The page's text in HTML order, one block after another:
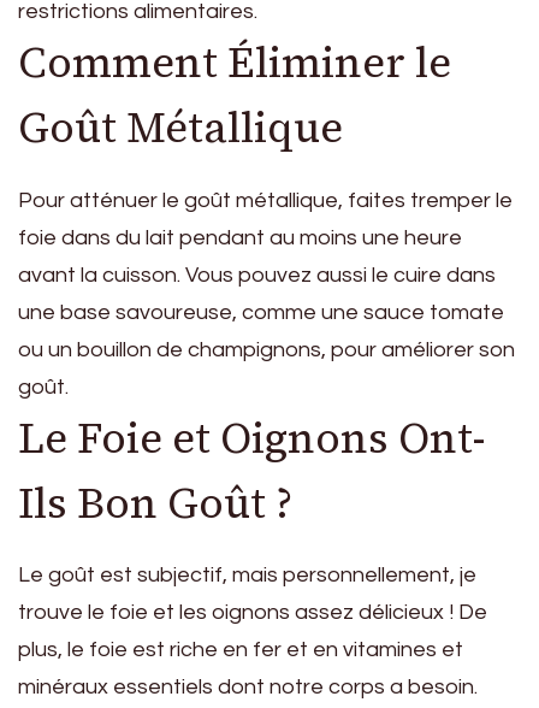
restrictions alimentaires.
Comment Éliminer le
Goût Métallique
Pour atténuer le goût métallique, faites tremper le
foie dans du lait pendant au moins une heure
avant la cuisson. Vous pouvez aussi le cuire dans
une base savoureuse, comme une sauce tomate
ou un bouillon de champignons, pour améliorer son
goût.
Le Foie et Oignons Ont-
Ils Bon Goût ?
Le goût est subjectif, mais personnellement, je
trouve le foie et les oignons assez délicieux ! De
plus, le foie est riche en fer et en vitamines et
minéraux essentiels dont notre corps a besoin.